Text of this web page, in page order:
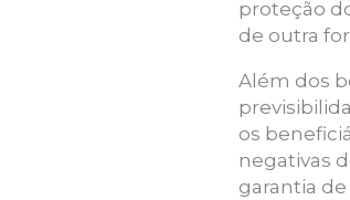
proteção
de outra
Além dos
os
negativas
garantia